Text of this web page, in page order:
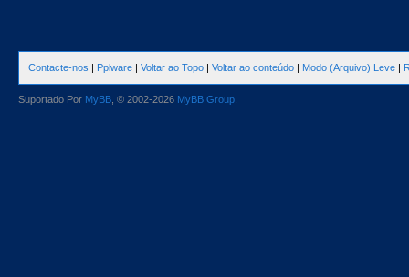
Contacte-nos | Pplware | Voltar ao Topo | Voltar ao conteúdo | Modo (Arquivo) Leve |
Suportado Por MyBB , © 2002-2026 MyBB Group